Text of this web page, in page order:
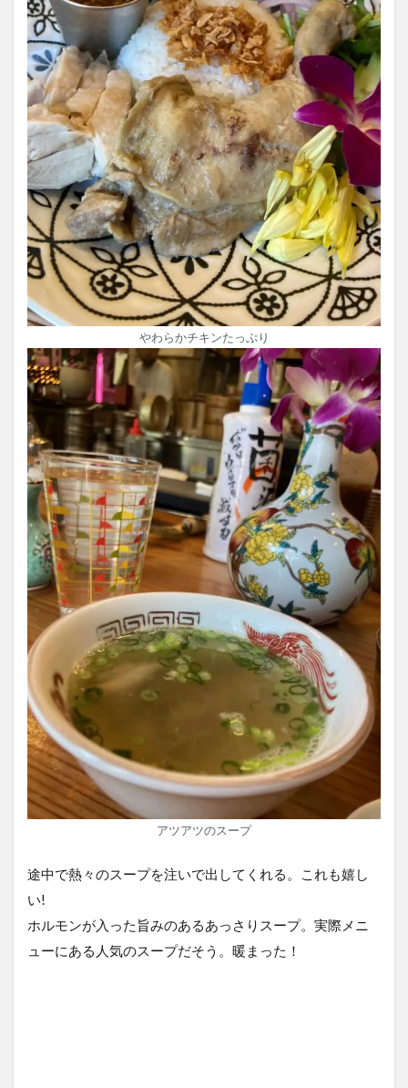
やわらかチキンたっぷり
アツアツのスープ
途中で熱々のスープを注いで出してくれる。これも嬉し
い!
ホルモンが入った旨みのあるあっさりスープ。実際メニ
ューにある人気のスープだそう。暖まった！